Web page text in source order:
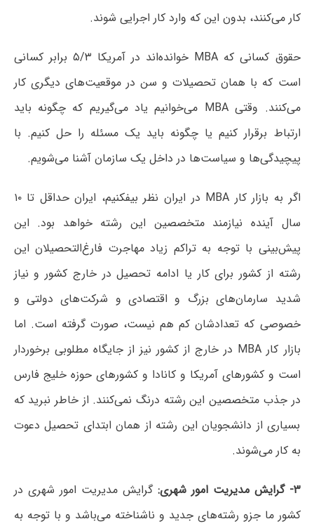
کار می‌کنند، بدون این که وارد کار اجرایی شوند.
حقوق کسانی که MBA خواند‌ه‌اند در آمریکا ۵/۳ برابر کسانی
است که با همان تحصیلات و سن در موقعیت‌های دیگری کار
می‌کنند. وقتی MBA می‌خوانیم یاد می‌گیریم که چگونه باید
ارتباط برقرار کنیم یا چگونه باید یک مسئله را حل کنیم. با
پیچیدگی‌ها و سیاست‌ها در داخل یک سازمان آشنا می‌شویم.
اگر به بازار کار MBA در ایران نظر بیفکنیم، ایران حداقل تا ۱۰
سال آینده نیازمند متخصصین این رشته خواهد بود. این
پیش‌بینی با توجه به تراکم زیاد مهاجرت فارغ‌التحصیلان این
رشته از کشور برای کار یا ادامه تحصیل در خارج کشور و نیاز
شدید سارمان‌های بزرگ و اقتصادی و شرکت‌های دولتی و
خصوصی که تعدادشان کم هم نیست، صورت گرفته است. اما
بازار کار MBA در خارج از کشور نیز از جایگاه مطلوبی برخوردار
است و کشورهای آمریکا و کانادا و کشورهای حوزه خلیج فارس
در جذب متخصصین این رشته درنگ نمی‌کنند. از خاطر نبرید که
بسیاری از دانشجویان این رشته از همان ابتدای تحصیل دعوت
به کار می‌شوند.
۳- گرایش مدیریت امور شهری:
گرایش مدیریت امور شهری در
کشور ما جزو رشته‌های جدید و ناشناخته می‌باشد و با توجه به